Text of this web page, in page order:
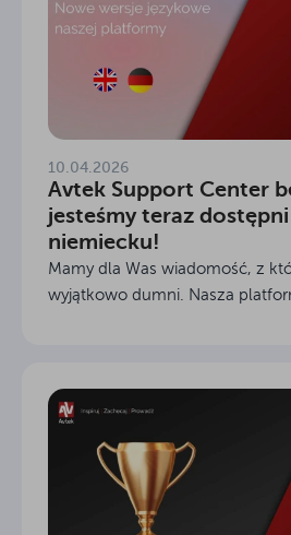
10.04.2026
Avtek Support Center
jesteśmy teraz
niemiecku!
Mamy dla Was wiadomość, z
wyjątkowo dumni. Nasza